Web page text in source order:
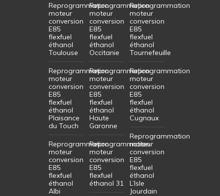
Reprogrammation
moteur
conversion
E85
flexfuel
éthanol
Toulouse
Reprogrammation
moteur
conversion
E85
flexfuel
éthanol
Plaisance
du Touch
Reprogrammation
moteur
conversion
E85
flexfuel
éthanol
Albi
Reprogrammation
moteur
conversion
E85
flexfuel
éthanol
Occitanie
Reprogrammation
moteur
conversion
E85
flexfuel
éthanol
Haute
Garonne
Reprogrammation
moteur
conversion
E85
flexfuel
éthanol 31
Reprogrammation
moteur
conversion
E85
flexfuel
éthanol
Tournefeuille
Reprogrammation
moteur
conversion
E85
flexfuel
éthanol
Cugnaux
Reprogrammation
moteur
conversion
E85
flexfuel
éthanol
L’Isle
Jourdain